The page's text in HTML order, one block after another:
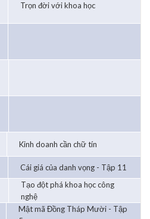
Trọn đời với khoa học
Kinh doanh cần chữ tín
Cái giá của danh vọng - Tập 11
Tạo đột phá khoa học công
nghệ
Mật mã Đồng Tháp Mười - Tập